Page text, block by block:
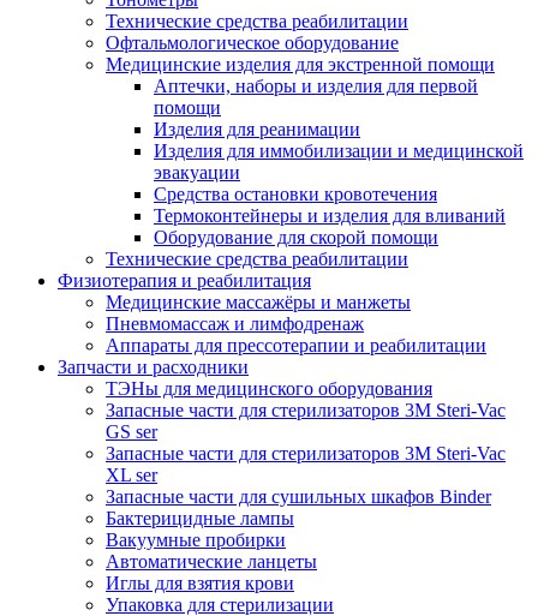
Технические средства реабилитации
Офтальмологическое оборудование
Медицинские изделия для экстренной помощи
Аптечки, наборы и изделия для первой
помощи
Изделия для реанимации
Изделия для иммобилизации и медицинской
эвакуации
Средства остановки кровотечения
Термоконтейнеры и изделия для вливаний
Оборудование для скорой помощи
Технические средства реабилитации
Физиотерапия и реабилитация
Медицинские массажёры и манжеты
Пневмомассаж и лимфодренаж
Аппараты для прессотерапии и реабилитации
Запчасти и расходники
ТЭНы для медицинского оборудования
Запасные части для стерилизаторов 3M Steri-Vac
GS ser
Запасные части для стерилизаторов 3М Steri-Vac
XL ser
Запасные части для сушильных шкафов Binder
Бактерицидные лампы
Вакуумные пробирки
Автоматические ланцеты
Иглы для взятия крови
Упаковка для стерилизации